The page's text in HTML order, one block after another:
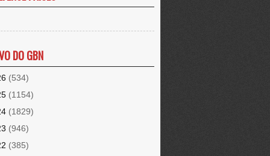
DO GBN
(534)
(1154)
(1829)
(946)
(385)